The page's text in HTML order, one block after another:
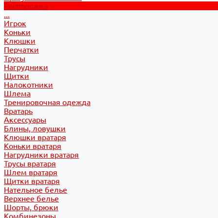
Распродажа
...
Игрок
Коньки
Клюшки
Перчатки
Трусы
Нагрудники
Щитки
Налокотники
Шлема
Тренировочная одежда
Вратарь
Аксессуары
Блины, ловушки
Клюшки вратаря
Коньки вратаря
Нагрудники вратаря
Трусы вратаря
Шлем вратаря
Щитки вратаря
Нательное белье
Верхнее белье
Шорты, брюки
Комбинезоны